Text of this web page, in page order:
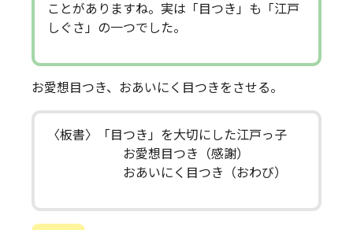
ことがありますね。実は「目つき」も「江戸
しぐさ」の一つでした。
お愛想目つき、おあいにく目つきをさせる。
〈板書〉「目つき」を大切にした江戸っ子
お愛想目つき（感謝）
おあいにく目つき（おわび）